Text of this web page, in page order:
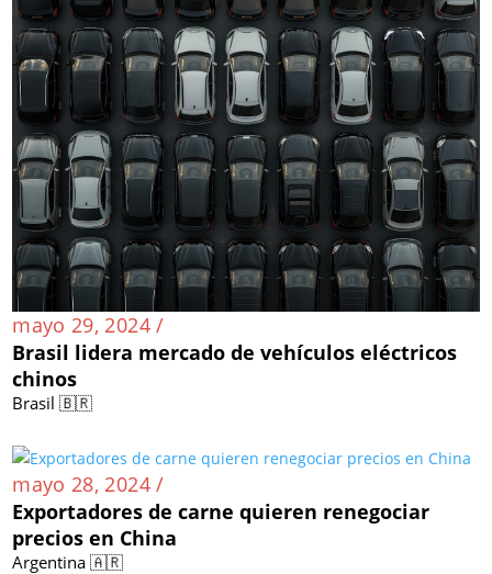
mayo 29, 2024 /
Brasil lidera mercado de vehículos eléctricos
chinos
Brasil 🇧🇷
mayo 28, 2024 /
Exportadores de carne quieren renegociar
precios en China
Argentina 🇦🇷